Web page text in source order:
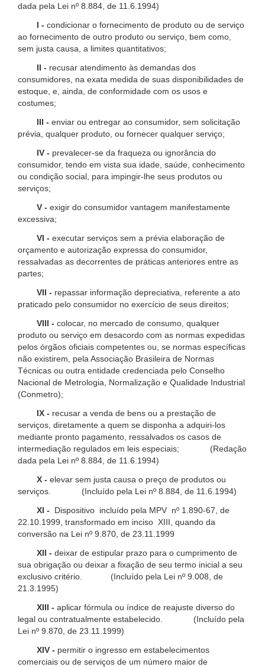
dada pela Lei nº 8.884, de 11.6.1994)
I - condicionar o fornecimento de produto ou de serviço
ao fornecimento de outro produto ou serviço, bem como,
sem justa causa, a limites quantitativos;
II - recusar atendimento às demandas dos
consumidores, na exata medida de suas disponibilidades de
estoque, e, ainda, de conformidade com os usos e
costumes;
III - enviar ou entregar ao consumidor, sem solicitação
prévia, qualquer produto, ou fornecer qualquer serviço;
IV - prevalecer-se da fraqueza ou ignorância do
consumidor, tendo em vista sua idade, saúde, conhecimento
ou condição social, para impingir-lhe seus produtos ou
serviços;
V - exigir do consumidor vantagem manifestamente
excessiva;
VI - executar serviços sem a prévia elaboração de
orçamento e autorização expressa do consumidor,
ressalvadas as decorrentes de práticas anteriores entre as
partes;
VII - repassar informação depreciativa, referente a ato
praticado pelo consumidor no exercício de seus direitos;
VIII - colocar, no mercado de consumo, qualquer
produto ou serviço em desacordo com as normas expedidas
pelos órgãos oficiais competentes ou, se normas específicas
não existirem, pela Associação Brasileira de Normas
Técnicas ou outra entidade credenciada pelo Conselho
Nacional de Metrologia, Normalização e Qualidade Industrial
(Conmetro);
IX - recusar a venda de bens ou a prestação de
serviços, diretamente a quem se disponha a adquiri-los
mediante pronto pagamento, ressalvados os casos de
intermediação regulados em leis especiais; (Redação
dada pela Lei nº 8.884, de 11.6.1994)
X - elevar sem justa causa o preço de produtos ou
serviços. (Incluído pela Lei nº 8.884, de 11.6.1994)
XI -
Dispositivo incluído pela MPV nº 1.890-67, de
22.10.1999, transformado em inciso XIII, quando da
conversão na Lei nº 9.870, de 23.11.1999
XII - deixar de estipular prazo para o cumprimento de
sua obrigação ou deixar a fixação de seu termo inicial a seu
exclusivo critério. (Incluído pela Lei nº 9.008, de
21.3.1995)
XIII - aplicar fórmula ou índice de reajuste diverso do
legal ou contratualmente estabelecido. (Incluído pela
Lei nº 9.870, de 23.11.1999)
XIV - permitir o ingresso em estabelecimentos
comerciais ou de serviços de um número maior de